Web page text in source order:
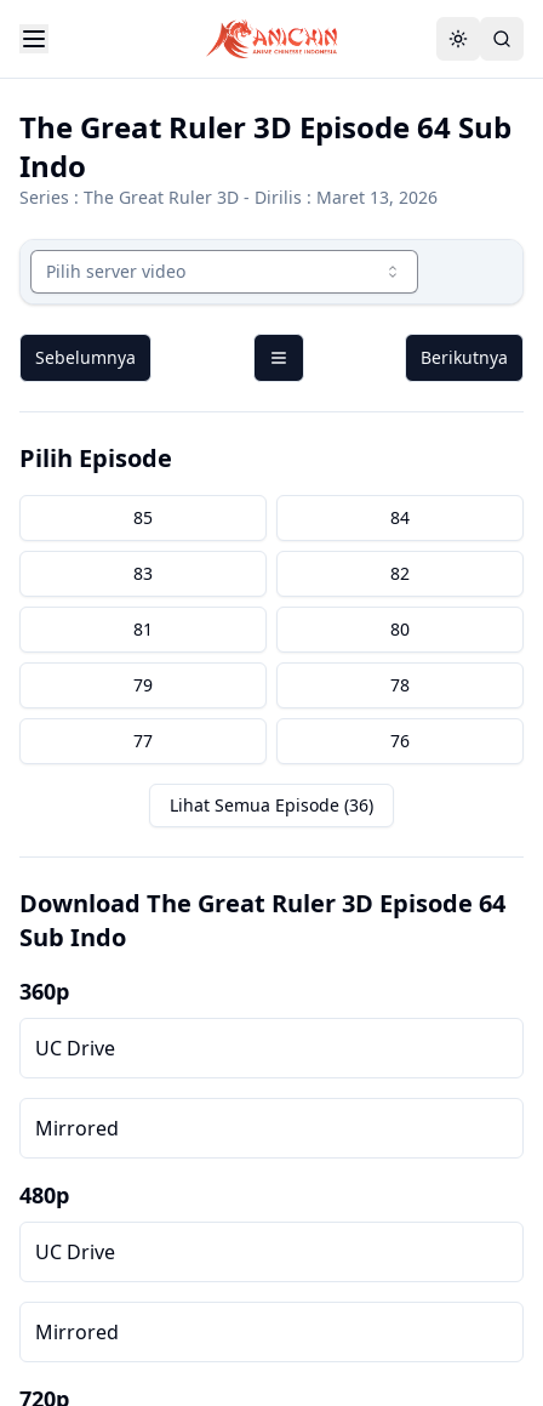
The Great Ruler 3D Episode 64 Sub
Indo
Series : The Great Ruler 3D - Dirilis : Maret 13, 2026
Pilih server video
Sebelumnya Berikutnya
Pilih Episode
85 84
83 82
81 80
79 78
77 76
Lihat Semua Episode (36)
Download The Great Ruler 3D Episode 64
Sub Indo
360p
UC Drive
Mirrored
480p
UC Drive
Mirrored
720p